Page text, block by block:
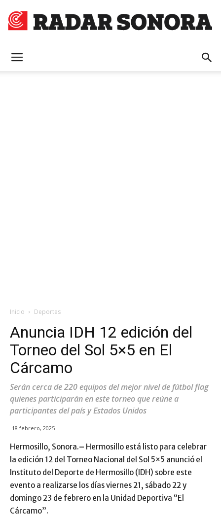
Inicio Deportes
Anuncia IDH 12 edición del
Torneo del Sol 5×5 en El
Cárcamo
Serán cerca de 220 equipos del mejor nivel de fútbol flag
quienes participarán en este torneo que reúne a
participantes del país y Estados Unidos
18 febrero, 2025
Hermosillo, Sonora.– Hermosillo está listo para celebrar
la edición 12 del Torneo Nacional del Sol 5×5 anunció el
Instituto del Deporte de Hermosillo (IDH) sobre este
evento a realizarse los días viernes 21, sábado 22 y
domingo 23 de febrero en la Unidad Deportiva “El
Cárcamo”.